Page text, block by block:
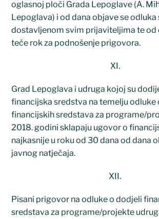
oglasnoj ploči Grada Lepoglave (A.
Lepoglava) i od dana objave se odluka
dostavljenom svim prijaviteljima te od
teče rok za podnošenje prigovora.
XI.
Grad Lepoglava i udruga kojoj su
financijska sredstva na temelju odluke
financijskih sredstava za programe/
2018. godini sklapaju ugovor o
najkasnije u roku od 30 dana od dana
javnog natječaja.
XII.
Pisani prigovor na odluke o dodjeli
sredstava za programe/projekte